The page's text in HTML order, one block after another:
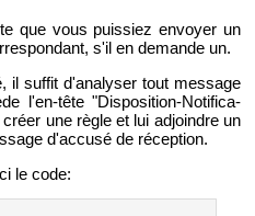
que vous puis­siez en­voyer un
s'il en de­mande un.
il suf­fit d'ana­ly­ser tout mes­sage
l'en-tête "Dis­po­si­tion-No­ti­fi­ca­
une règle et lui ad­joindre un
d'ac­cusé de ré­cep­tion.
le code: